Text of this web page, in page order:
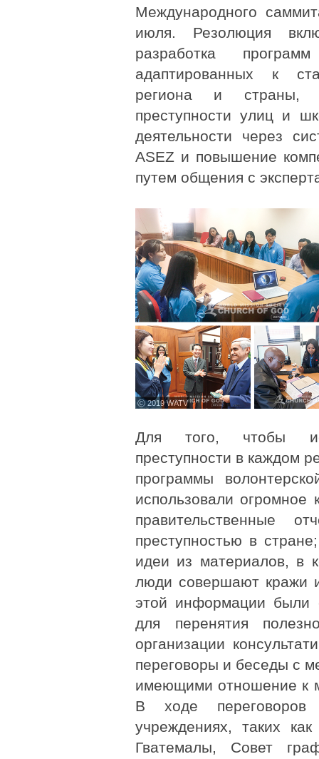
Международного
июля. Резолюция
разработка
адаптированных к
региона и страны,
преступности улиц и
деятельности через
ASEZ и повышение
путем общения с
ⓒ 2019 WATV
Для того, чтобы
преступности в каждом
программы
использовали огромное
правительственные
преступностью в
идеи из материалов, в
люди совершают кражи
этой информации были
для перенятия
организации
переговоры и беседы с
имеющими отношение к
В ходе
учреждениях, таких
Гватемалы, Совет